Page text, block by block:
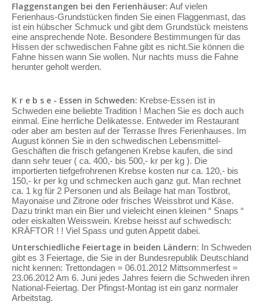
Flaggenstangen bei den Ferienhäuser: Auf vielen
Ferienhaus-Grundstücken finden Sie einen Flaggenmast, das
ist ein hübscher Schmuck und gibt dem Grundstück meistens
eine ansprechende Note. Besondere Bestimmungen für das
Hissen der schwedischen Fahne gibt es nicht.Sie können die
Fahne hissen wann Sie wollen. Nur nachts muss die Fahne
herunter geholt werden.
K r e b s e - Essen in Schweden: Krebse-Essen ist in
Schweden eine beliebte Tradition ! Machen Sie es doch auch
einmal. Eine herrliche Delikatesse. Entweder im Restaurant
oder aber am besten auf der Terrasse Ihres Ferienhauses. Im
August können Sie in den schwedischen Lebensmittel-
Geschäften die frisch gefangenen Krebse kaufen, die sind
dann sehr teuer ( ca. 400,- bis 500,- kr per kg ). Die
importierten tiefgefrohrenen Krebse kosten nur ca. 120,- bis
150,- kr per kg und schmecken auch ganz gut. Man rechnet
ca. 1 kg für 2 Personen und als Beilage hat man Tostbrot,
Mayonaise und Zitrone oder frisches Weissbrot und Käse.
Dazu trinkt man ein Bier und vieleicht einen kleinen “ Snaps “
oder eiskalten Weisswein. Krebse heisst auf schwedisch:
KRÄFTOR ! ! Viel Spass und guten Appetit dabei.
Unterschiedliche Feiertage in beiden Ländern: In Schweden
gibt es 3 Feiertage, die Sie in der Bundesrepublik Deutschland
nicht kennen: Trettondagen = 06.01.2012 Mittsommerfest =
23.06.2012 Am 6. Juni jedes Jahres feiern die Schweden ihren
National-Feiertag. Der Pfingst-Montag ist ein ganz normaler
Arbeitstag.